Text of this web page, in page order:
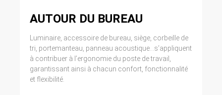
AUTOUR DU BUREAU
Luminaire, accessoire de bureau, siège, corbeille de
tri, portemanteau, panneau acoustique...s’appliquent
à contribuer à l’ergonomie du poste de travail,
garantissant ainsi à chacun confort, fonctionnalité
et flexibilité.